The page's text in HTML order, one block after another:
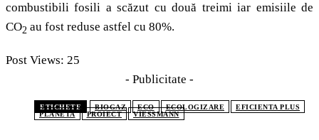
combustibili fosili a scăzut cu două treimi iar emisiile de
CO2 au fost reduse astfel cu 80%.
Post Views: 25
- Publicitate -
ETICHETE BIOGAZ ECO ECOLOGIZARE
EFICIENTA PLUS
PLANETA
PROIECT VIESSMANN